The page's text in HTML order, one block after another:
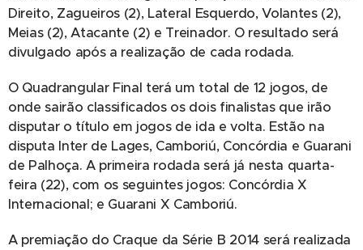
Direito, Zagueiros (2), Lateral Esquerdo, Volantes (2),
Meias (2), Atacante (2) e Treinador. O resultado será
divulgado após a realização de cada rodada.
O Quadrangular Final terá um total de 12 jogos, de
onde sairão classificados os dois finalistas que irão
disputar o título em jogos de ida e volta. Estão na
disputa Inter de Lages, Camboriú, Concórdia e Guarani
de Palhoça. A primeira rodada será já nesta quarta-
feira (22), com os seguintes jogos: Concórdia X
Internacional; e Guarani X Camboriú.
A premiação do Craque da Série B 2014 será realizada